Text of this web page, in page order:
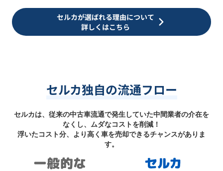
セルカが選ばれる理由について
詳しくはこちら
セルカ独自の流通フロー
セルカは、従来の中古車流通で発生していた中間業者の介在を
なくし、ムダなコストを削減！
浮いたコスト分、より高く車を売却できるチャンスがありま
す。